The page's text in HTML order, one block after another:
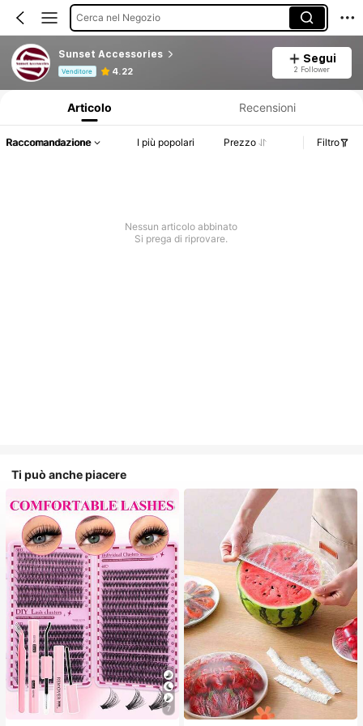
Cerca nel Negozio
Sunset Accessories
Venditore 4.22
Segui
2 Follower
Articolo Recensioni
Raccomandazione I più popolari Prezzo Filtro
Nessun articolo abbinato
Si prega di riprovare.
Ti può anche piacere
7